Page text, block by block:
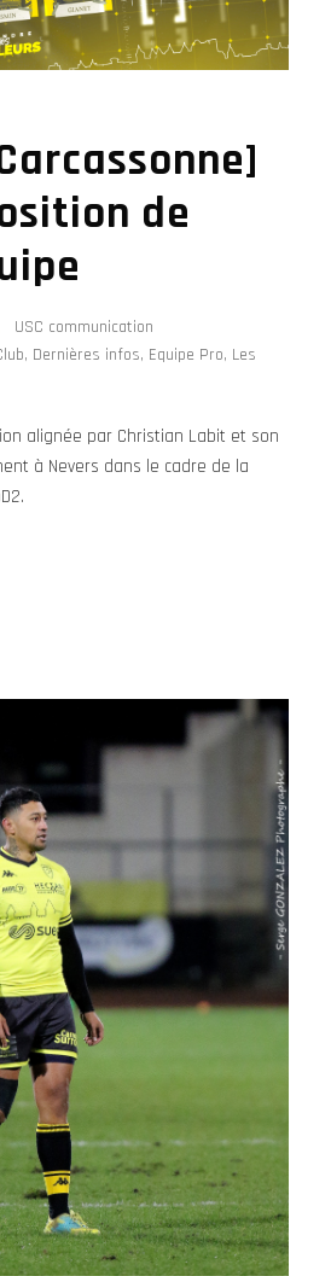
de
USC communication
, Dernières infos, Equipe Pro, Les
alignée par Christian Labit et son
à Nevers dans le cadre de la